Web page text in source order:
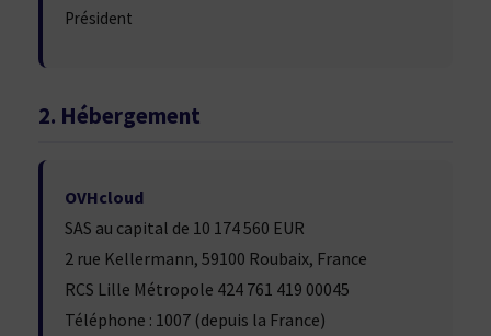
Président
2. Hébergement
OVHcloud
SAS au capital de 10 174 560 EUR
2 rue Kellermann, 59100 Roubaix, France
RCS Lille Métropole 424 761 419 00045
Téléphone : 1007 (depuis la France)